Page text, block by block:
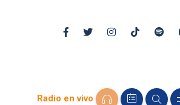
Radio en vivo